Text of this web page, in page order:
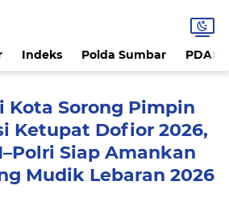
Indeks Polda Sumbar PDAM
Kota Sorong Pimpin
Ketupat Dofior 2026,
Siap Amankan
Mudik Lebaran 2026